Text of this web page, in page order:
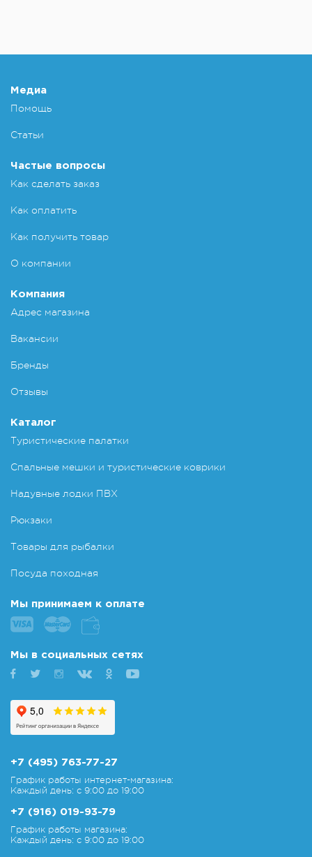
Медиа
Помощь
Статьи
Частые вопросы
Как сделать заказ
Как оплатить
Как получить товар
О компании
Компания
Адрес магазина
Вакансии
Бренды
Отзывы
Каталог
Туристические палатки
Спальные мешки и туристические коврики
Надувные лодки ПВХ
Рюкзаки
Товары для рыбалки
Посуда походная
Мы принимаем к оплате
Мы в социальных сетях
+7 (495) 763-77-27
График работы интернет-магазина:
Каждый день: с 9:00 до 19:00
+7 (916) 019-93-79
График работы магазина:
Каждый день: с 9:00 до 19:00